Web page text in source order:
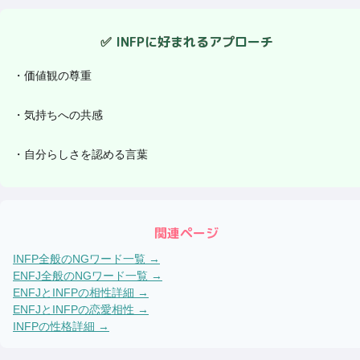
✅ INFPに好まれるアプローチ
・ 価値観の尊重
・ 気持ちへの共感
・ 自分らしさを認める言葉
関連ページ
INFP全般のNGワード一覧 →
ENFJ全般のNGワード一覧 →
ENFJと INFPの相性詳細 →
ENFJと INFPの恋愛相性 →
INFPの性格詳細 →